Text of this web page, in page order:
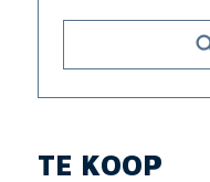
TE KOOP